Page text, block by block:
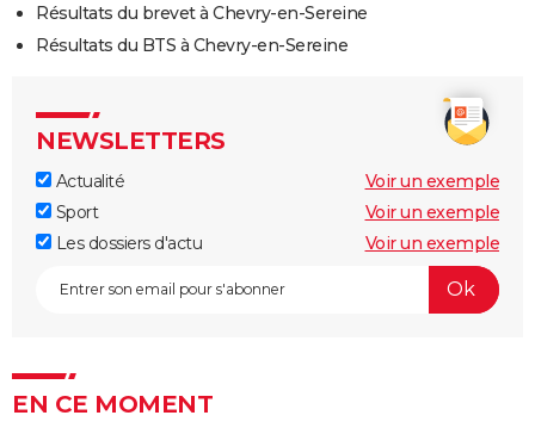
Résultats du brevet à Chevry-en-Sereine
Résultats du BTS à Chevry-en-Sereine
NEWSLETTERS
Actualité
Voir un exemple
Sport
Voir un exemple
Les dossiers d'actu
Voir un exemple
EN CE MOMENT